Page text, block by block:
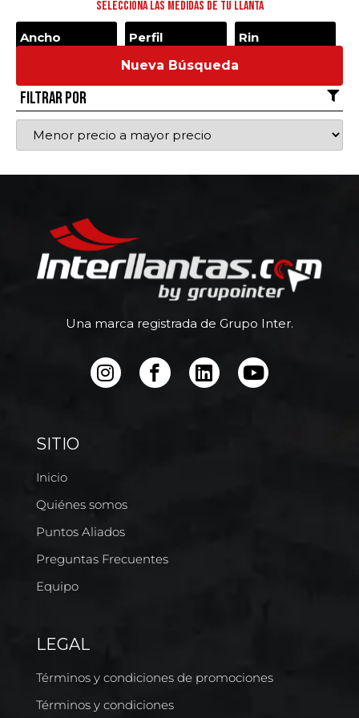
Selecciona las medidas de tu llanta
Nueva Búsqueda
Filtrar por
Una marca registrada de Grupo Inter.
SITIO
Inicio
Quiénes somos
Puntos Aliados
Preguntas Frecuentes
Equipo
LEGAL
Términos y condiciones de promociones
Términos y condiciones